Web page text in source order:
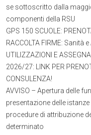
se sottoscritto dalla
componenti della RSU
GPS 150 SCUOLE:
RACCOLTA FIRME: Sanità
UTILIZZAZIONI E
2026/27: LINK PER
CONSULENZA!
AVVISO – Apertura delle
presentazione delle
procedure di attribuzione
determinato